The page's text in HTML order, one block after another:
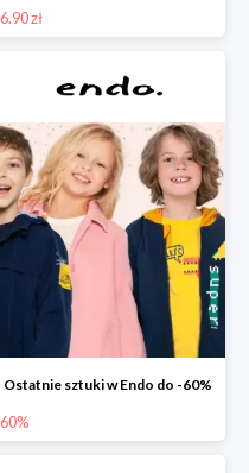
6.90 zł
Ostatnie sztuki w Endo do -60%
60%